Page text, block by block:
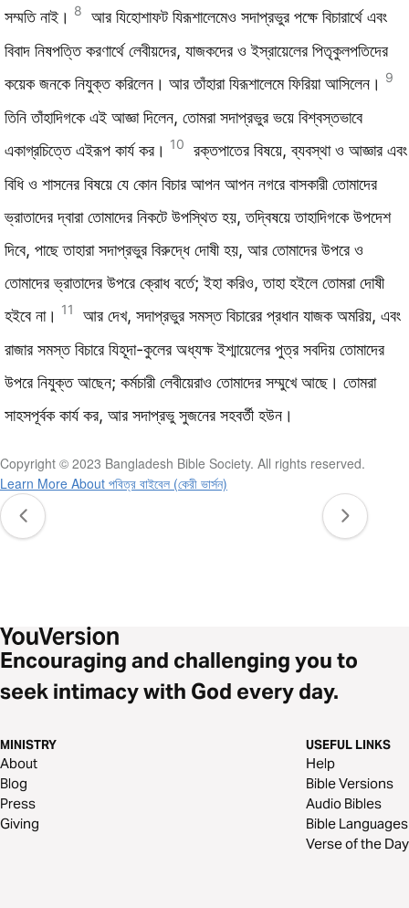
সম্মতি নাই। 8
আর যিহোশাফট যিরূশালেমেও সদাপ্রভুর পক্ষে বিচারার্থে এবং
বিবাদ নিষপত্তি করণার্থে লেবীয়দের, যাজকদের ও ইস্রায়েলের পিতৃকুলপতিদের
কয়েক জনকে নিযুক্ত করিলেন। আর তাঁহারা যিরূশালেমে ফিরিয়া আসিলেন। 9
তিনি তাঁহাদিগকে এই আজ্ঞা দিলেন, তোমরা সদাপ্রভুর ভয়ে বিশ্বস্তভাবে
একাগ্রচিত্তে এইরূপ কার্য কর। 10
রক্তপাতের বিষয়ে, ব্যবস্থা ও আজ্ঞার এবং
বিধি ও শাসনের বিষয়ে যে কোন বিচার আপন আপন নগরে বাসকারী তোমাদের
ভ্রাতাদের দ্বারা তোমাদের নিকটে উপস্থিত হয়, তদ্বিষয়ে তাহাদিগকে উপদেশ
দিবে, পাছে তাহারা সদাপ্রভুর বিরুদ্ধে দোষী হয়, আর তোমাদের উপরে ও
তোমাদের ভ্রাতাদের উপরে ক্রোধ বর্তে; ইহা করিও, তাহা হইলে তোমরা দোষী
হইবে না। 11
আর দেখ, সদাপ্রভুর সমস্ত বিচারের প্রধান যাজক অমরিয়, এবং
রাজার সমস্ত বিচারে যিহূদা-কুলের অধ্যক্ষ ইশ্মায়েলের পুত্র সবদিয় তোমাদের
উপরে নিযুক্ত আছেন; কর্মচারী লেবীয়েরাও তোমাদের সম্মুখে আছে। তোমরা
সাহসপূর্বক কার্য কর, আর সদাপ্রভু সুজনের সহবর্তী হউন।
Copyright © 2023 Bangladesh Bible Society. All rights reserved.
Learn More About পবিত্র বাইবেল (কেরী ভার্সন)
Encouraging and challenging you to
seek intimacy with God every day.
MINISTRY
About
Blog
Press
Giving
USEFUL LINKS
Help
Bible Versions
Audio Bibles
Bible Languages
Verse of the Day